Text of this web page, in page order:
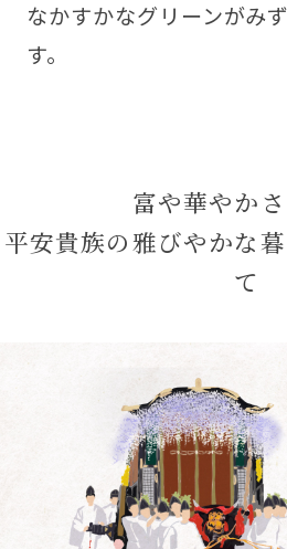
なかすかなグリーンがみ
す。
富や華やか
平安貴族の雅びやかな
て